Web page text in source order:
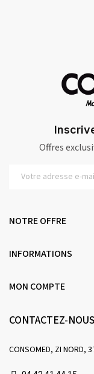
Offres
NOTRE OFFRE
INFORMATIONS
MON COMPTE
CONTACTEZ-NOUS
CONSOMED, ZI NORD,